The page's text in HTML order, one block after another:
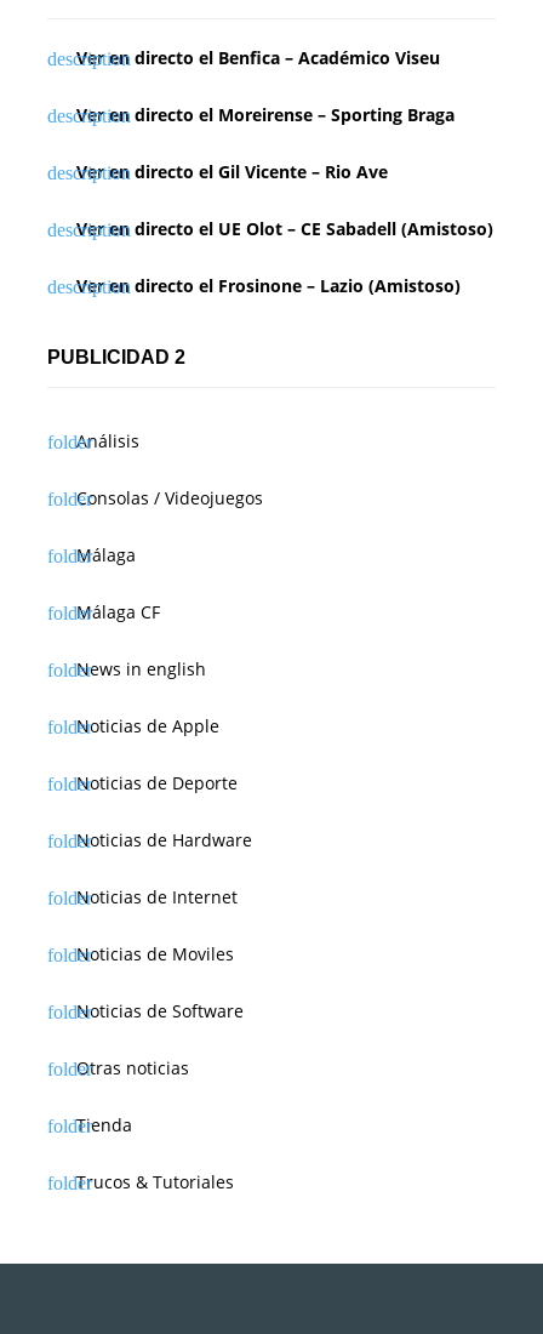
Ver en directo el Benfica – Académico Viseu
Ver en directo el Moreirense – Sporting Braga
Ver en directo el Gil Vicente – Rio Ave
Ver en directo el UE Olot – CE Sabadell (Amistoso)
Ver en directo el Frosinone – Lazio (Amistoso)
PUBLICIDAD 2
Análisis
Consolas / Videojuegos
Málaga
Málaga CF
News in english
Noticias de Apple
Noticias de Deporte
Noticias de Hardware
Noticias de Internet
Noticias de Moviles
Noticias de Software
Otras noticias
Tienda
Trucos & Tutoriales